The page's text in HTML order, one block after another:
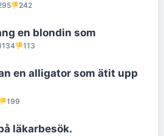
242
en blondin som
113
en alligator som ätit upp
199
läkarbesök.